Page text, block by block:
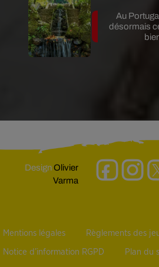
Au
désormais
DesignOlivier
Varma
Mentions légales Règlements des
Notice d’information RGPD Plan du